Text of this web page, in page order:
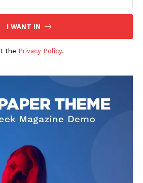
I WANT IN
the Privacy Policy.